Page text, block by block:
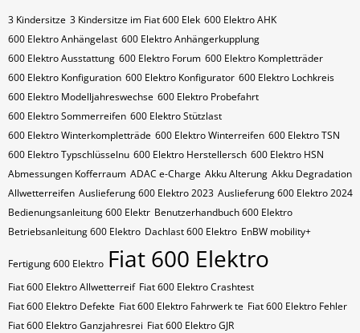
3 Kindersitze 3 Kindersitze im Fiat 600 Elek 600 Elektro AHK
600 Elektro Anhängelast 600 Elektro Anhängerkupplung
600 Elektro Ausstattung 600 Elektro Forum 600 Elektro Kompletträder
600 Elektro Konfiguration 600 Elektro Konfigurator 600 Elektro Lochkreis
600 Elektro Modelljahreswechse 600 Elektro Probefahrt
600 Elektro Sommerreifen 600 Elektro Stützlast
600 Elektro Winterkompletträde 600 Elektro Winterreifen 600 Elektro​​​​ TSN
600 Elektro​​​​ Typschlüsselnu 600 Elektro​​​​​ Herstellersch 600 Elektro​​​​​ HSN
Abmessungen Kofferraum ADAC e-Charge Akku Alterung Akku Degradation
Allwetterreifen Auslieferung 600 Elektro 2023 Auslieferung 600 Elektro 2024
Bedienungsanleitung 600 Elektr Benutzerhandbuch 600 Elektro
Betriebsanleitung 600 Elektro Dachlast 600 Elektro EnBW mobility+
Fertigung 600 Elektro Fiat 600 Elektro
Fiat 600 Elektro Allwetterreif Fiat 600 Elektro Crashtest
Fiat 600 Elektro Defekte Fiat 600 Elektro Fahrwerk te Fiat 600 Elektro Fehler
Fiat 600 Elektro Ganzjahresrei Fiat 600 Elektro GJR